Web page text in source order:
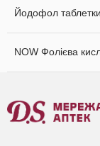
Йодофол
NOW Фолієва